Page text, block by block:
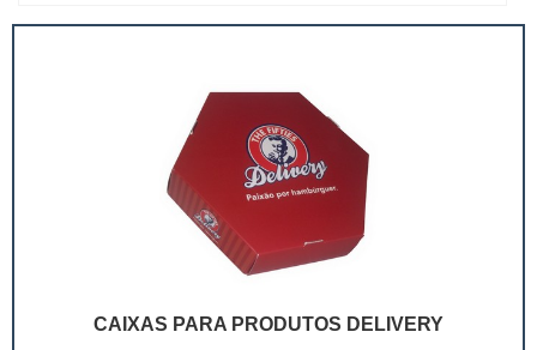
CAIXAS PARA PRODUTOS DELIVERY